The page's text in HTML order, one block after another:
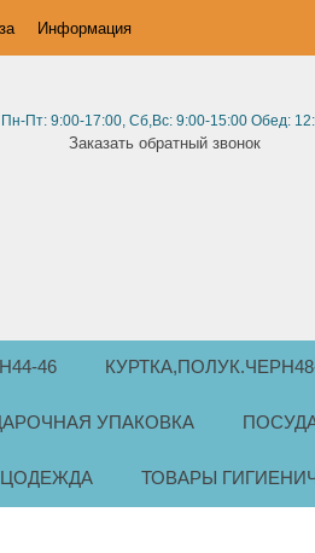
Информация
Пн-Пт: 9:00-17:00, Сб,Вс: 9:00-15:00 Обед:
Заказать обратный звонок
46
УПАКОВКА
ТОВАРЫ